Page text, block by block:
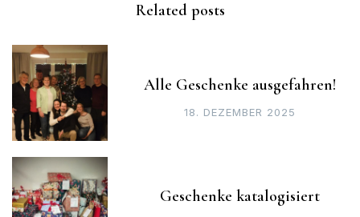
Related posts
Alle Geschenke ausgefahren!
18. DEZEMBER 2025
Geschenke katalogisiert